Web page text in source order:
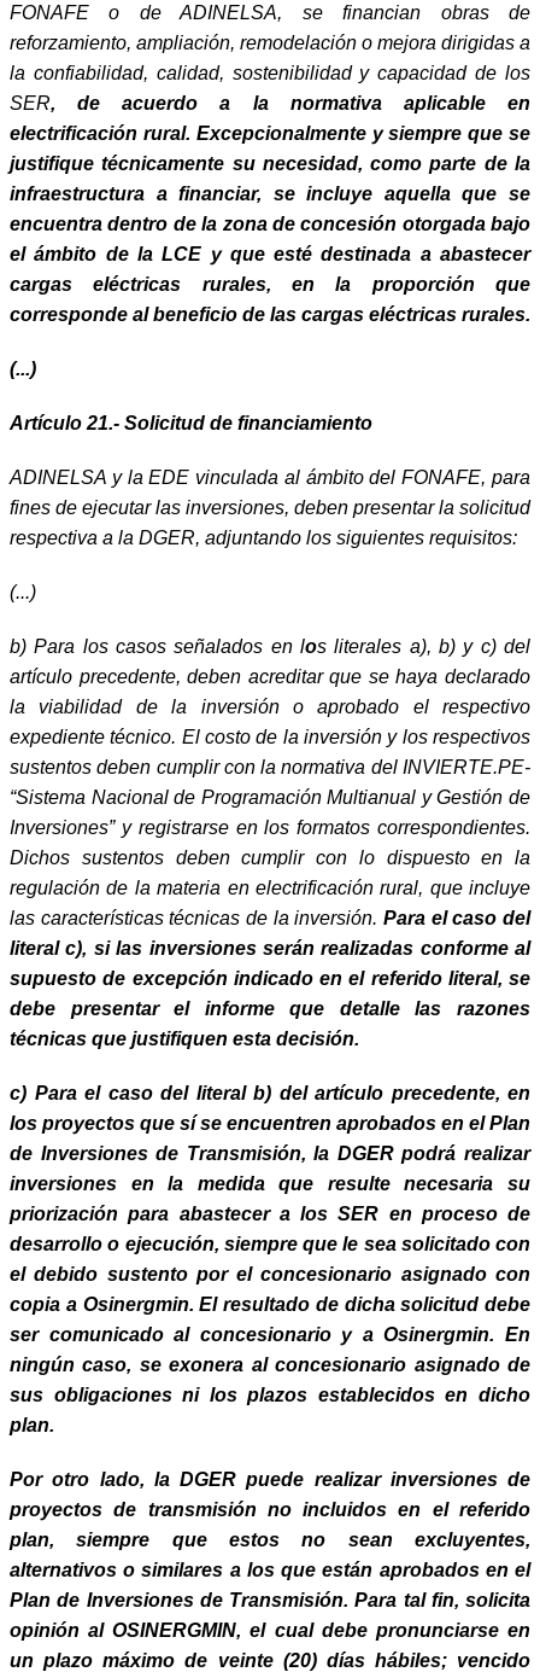
FONAFE o de ADINELSA, se financian obras de
reforzamiento, ampliación, remodelación o mejora dirigidas a
la confiabilidad, calidad, sostenibilidad y capacidad de los
SER, de acuerdo a la normativa aplicable en
electrificación rural. Excepcionalmente y siempre que se
justifique técnicamente su necesidad, como parte de la
infraestructura a financiar, se incluye aquella que se
encuentra dentro de la zona de concesión otorgada bajo
el ámbito de la LCE y que esté destinada a abastecer
cargas eléctricas rurales, en la proporción que
corresponde al beneficio de las cargas eléctricas rurales.
(...)
Artículo 21.- Solicitud de financiamiento
ADINELSA y la EDE vinculada al ámbito del FONAFE, para
fines de ejecutar las inversiones, deben presentar la solicitud
respectiva a la DGER, adjuntando los siguientes requisitos:
(...)
b) Para los casos señalados en los literales a), b) y c) del
artículo precedente, deben acreditar que se haya declarado
la viabilidad de la inversión o aprobado el respectivo
expediente técnico. El costo de la inversión y los respectivos
sustentos deben cumplir con la normativa del INVIERTE.PE-
“Sistema Nacional de Programación Multianual y Gestión de
Inversiones” y registrarse en los formatos correspondientes.
Dichos sustentos deben cumplir con lo dispuesto en la
regulación de la materia en electrificación rural, que incluye
las características técnicas de la inversión. Para el caso del
literal c), si las inversiones serán realizadas conforme al
supuesto de excepción indicado en el referido literal, se
debe presentar el informe que detalle las razones
técnicas que justifiquen esta decisión.
c) Para el caso del literal b) del artículo precedente, en
los proyectos que sí se encuentren aprobados en el Plan
de Inversiones de Transmisión, la DGER podrá realizar
inversiones en la medida que resulte necesaria su
priorización para abastecer a los SER en proceso de
desarrollo o ejecución, siempre que le sea solicitado con
el debido sustento por el concesionario asignado con
copia a Osinergmin. El resultado de dicha solicitud debe
ser comunicado al concesionario y a Osinergmin. En
ningún caso, se exonera al concesionario asignado de
sus obligaciones ni los plazos establecidos en dicho
plan.
Por otro lado, la DGER puede realizar inversiones de
proyectos de transmisión no incluidos en el referido
plan, siempre que estos no sean excluyentes,
alternativos o similares a los que están aprobados en el
Plan de Inversiones de Transmisión. Para tal fin, solicita
opinión al OSINERGMIN, el cual debe pronunciarse en
un plazo máximo de veinte (20) días hábiles; vencido